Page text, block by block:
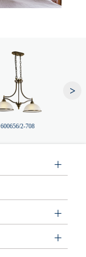
600656/2-708
>